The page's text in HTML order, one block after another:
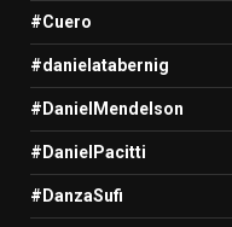
#Cuero
#danielatabernig
#DanielMendelson
#DanielPacitti
#DanzaSufi